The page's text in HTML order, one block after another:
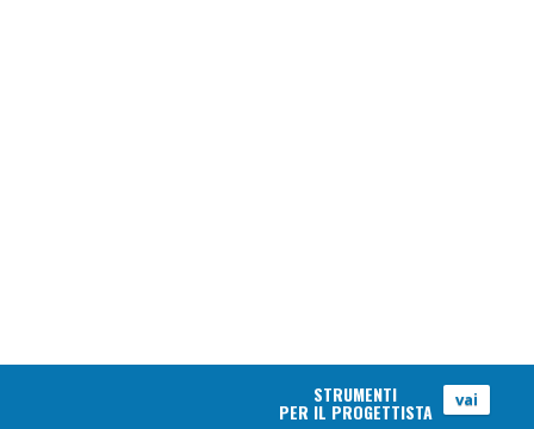
STRUMENTI
PER IL PROGETTISTA vai